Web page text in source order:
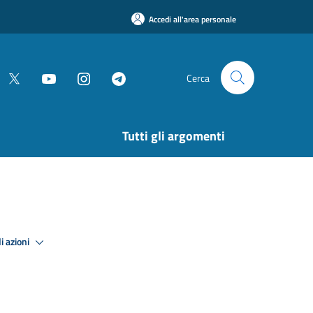
Accedi all'area personale
Cerca
Tutti gli argomenti
azioni